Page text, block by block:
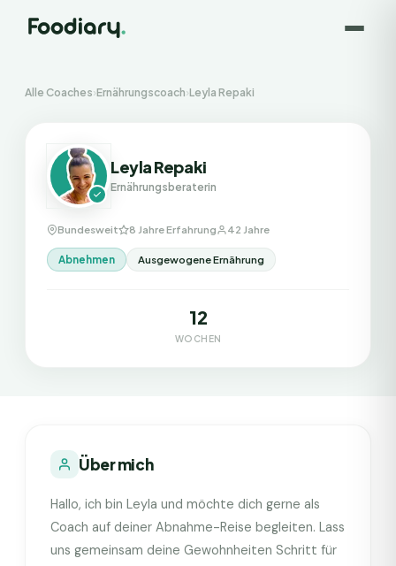
Alle Coaches›Ernährungscoach›Leyla Repaki
Leyla Repaki
Ernährungsberaterin
Bundesweit 8 Jahre Erfahrung 42 Jahre
Abnehmen Ausgewogene Ernährung
12
WOCHEN
Über mich
Hallo, ich bin Leyla und möchte dich gerne als
Coach auf deiner Abnahme-Reise begleiten. Lass
uns gemeinsam deine Gewohnheiten Schritt für